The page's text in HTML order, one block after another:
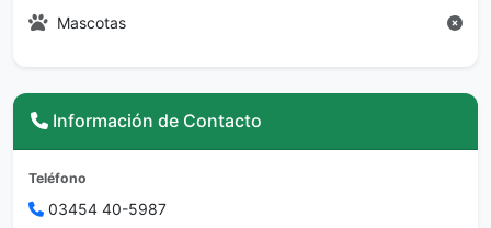
Mascotas
Información de Contacto
Teléfono
03454 40-5987